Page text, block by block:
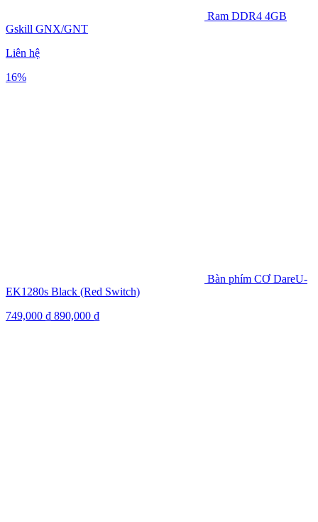
Ram DDR4 4GB
Gskill GNX/GNT
Liên hệ
16%
Bàn phím CƠ DareU-
EK1280s Black (Red Switch)
749,000 ₫ 890,000 ₫